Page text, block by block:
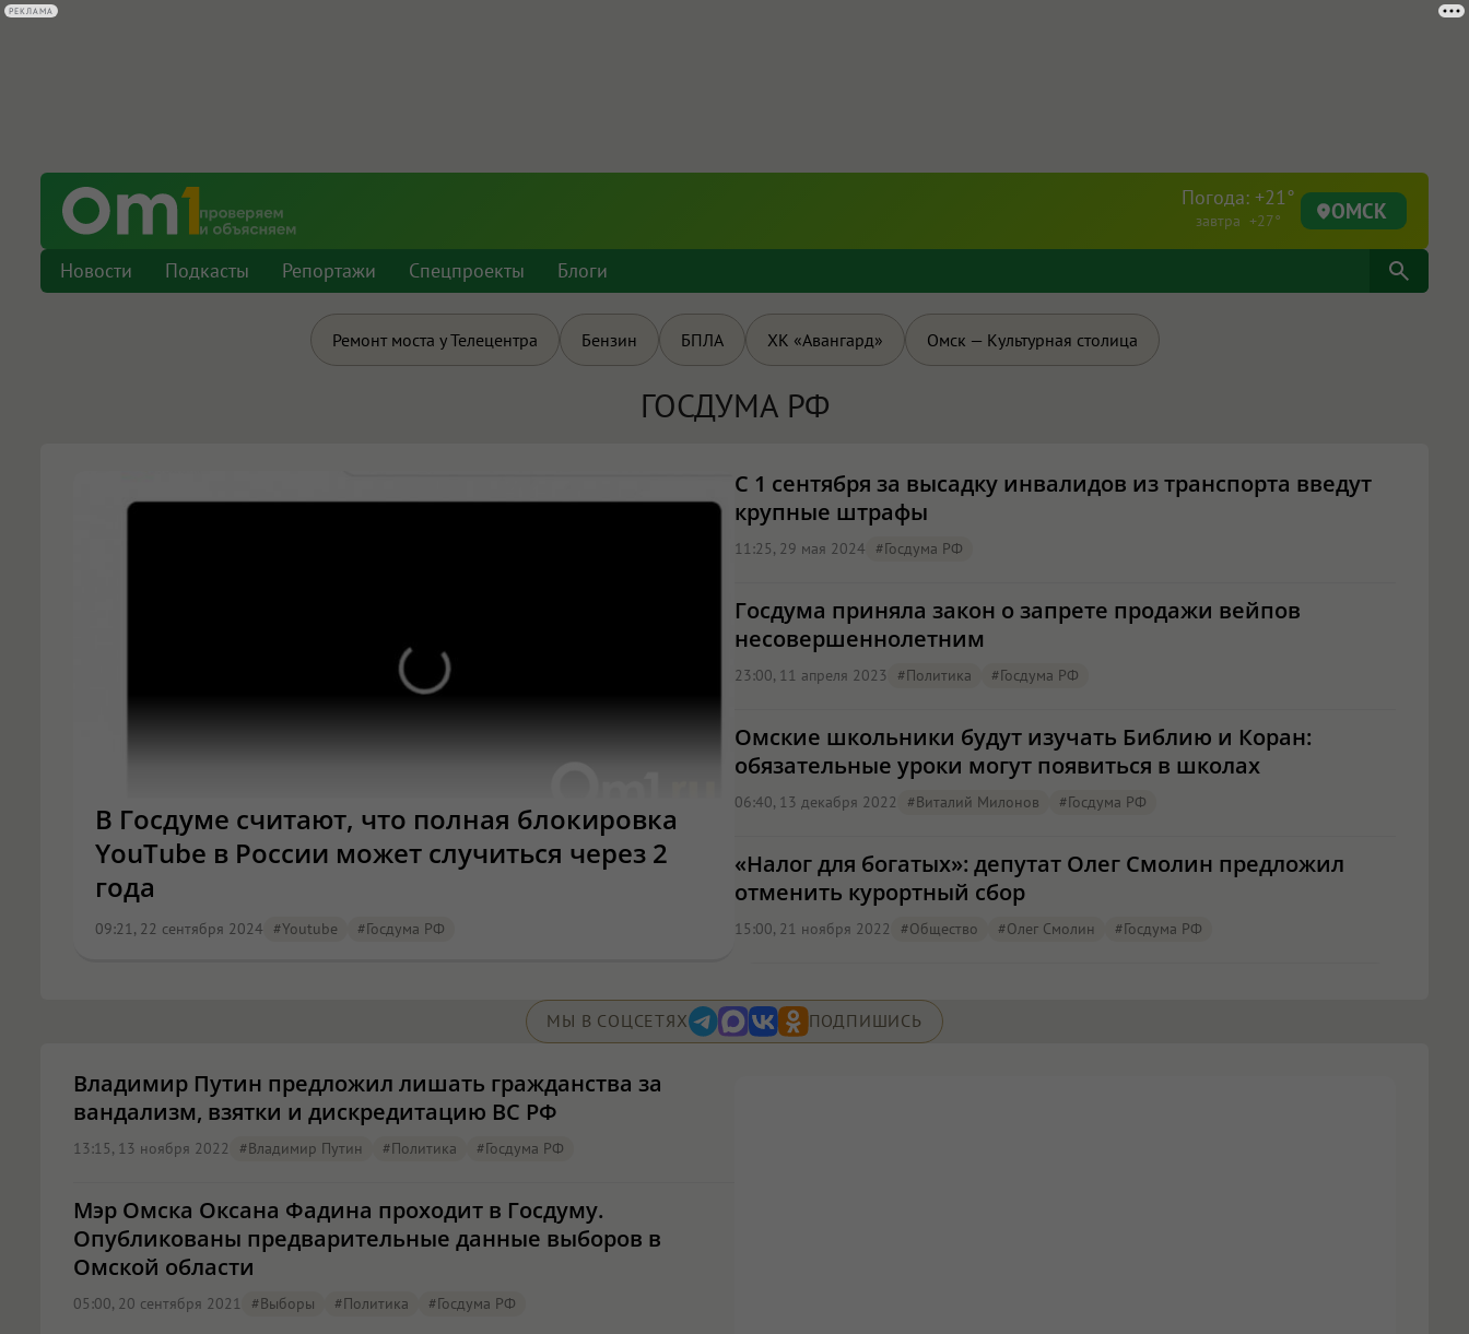
Погода: +21°
завтра +27° ОМСК
Новости Подкасты Репортажи Спецпроекты Блоги
Ремонт моста у Телецентра Бензин БПЛА ХК «Авангард» Омск — Культурная столица
ГОСДУМА РФ
В Госдуме считают, что полная блокировка
YouTube в России может случиться через 2
года
09:21, 22 сентября 2024 #youtube #Госдума РФ
С 1 сентября за высадку инвалидов из транспорта введут
крупные штрафы
11:25, 29 мая 2024 #Госдума РФ
Госдума приняла закон о запрете продажи вейпов
несовершеннолетним
23:00, 11 апреля 2023 #Политика #Госдума РФ
Омские школьники будут изучать Библию и Коран:
обязательные уроки могут появиться в школах
06:40, 13 декабря 2022 #Виталий Милонов #Госдума РФ
«Налог для богатых»: депутат Олег Смолин предложил
отменить курортный сбор
15:00, 21 ноября 2022 #Общество #Олег Смолин #Госдума РФ
МЫ В СОЦСЕТЯХ ПОДПИШИСЬ
Владимир Путин предложил лишать гражданства за
вандализм, взятки и дискредитацию ВС РФ
13:15, 13 ноября 2022 #Владимир Путин #Политика #Госдума РФ
Мэр Омска Оксана Фадина проходит в Госдуму.
Опубликованы предварительные данные выборов в
Омской области
05:00, 20 сентября 2021 #Выборы #Политика #Госдума РФ
РЕКЛАМА